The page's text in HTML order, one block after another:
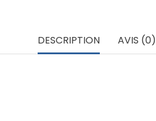
DESCRIPTION AVIS (0)